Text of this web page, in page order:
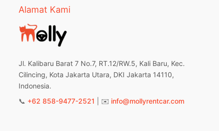
Alamat Kami
Jl. Kalibaru Barat 7 No.7, RT.12/RW.5, Kali Baru, Kec.
Cilincing, Kota Jakarta Utara, DKI Jakarta 14110,
Indonesia.
📞 +62 858-9477-2521 | ✉️ info@mollyrentcar.com